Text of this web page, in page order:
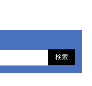
検索